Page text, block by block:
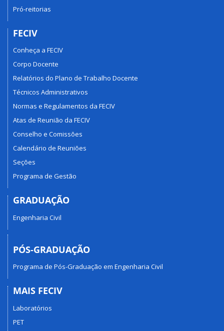
Pró-reitorias
FECIV
Conheça a FECIV
Corpo Docente
Relatórios do Plano de Trabalho Docente
Técnicos Administrativos
Normas e Regulamentos da FECIV
Atas de Reunião da FECIV
Conselho e Comissões
Calendário de Reuniões
Seções
Programa de Gestão
GRADUAÇÃO
Engenharia Civil
PÓS-GRADUAÇÃO
Programa de Pós-Graduação em Engenharia Civil
MAIS FECIV
Laboratórios
PET